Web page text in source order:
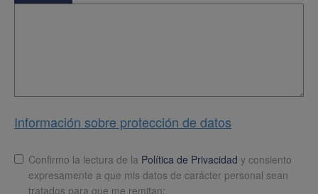
Información sobre protección de datos
LopdConfirmo la lectura de la Política de Privacidad y consiento
expresamente a que mis datos de carácter personal sean
tratados para que me remitan: